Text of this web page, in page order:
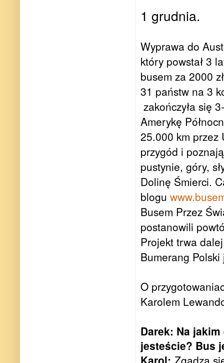
1 grudnia.
Wyprawa do
który powstał 3
busem za 2000
31 państw na 3
zakończyła się
Amerykę
25.000 km przez
przygód i
pustynie, góry,
Dolinę Śmierci.
blogu
Busem Przez
postanowili
Projekt trwa
Bumerang
O
Karolem
Darek: Na
jesteście? Bus